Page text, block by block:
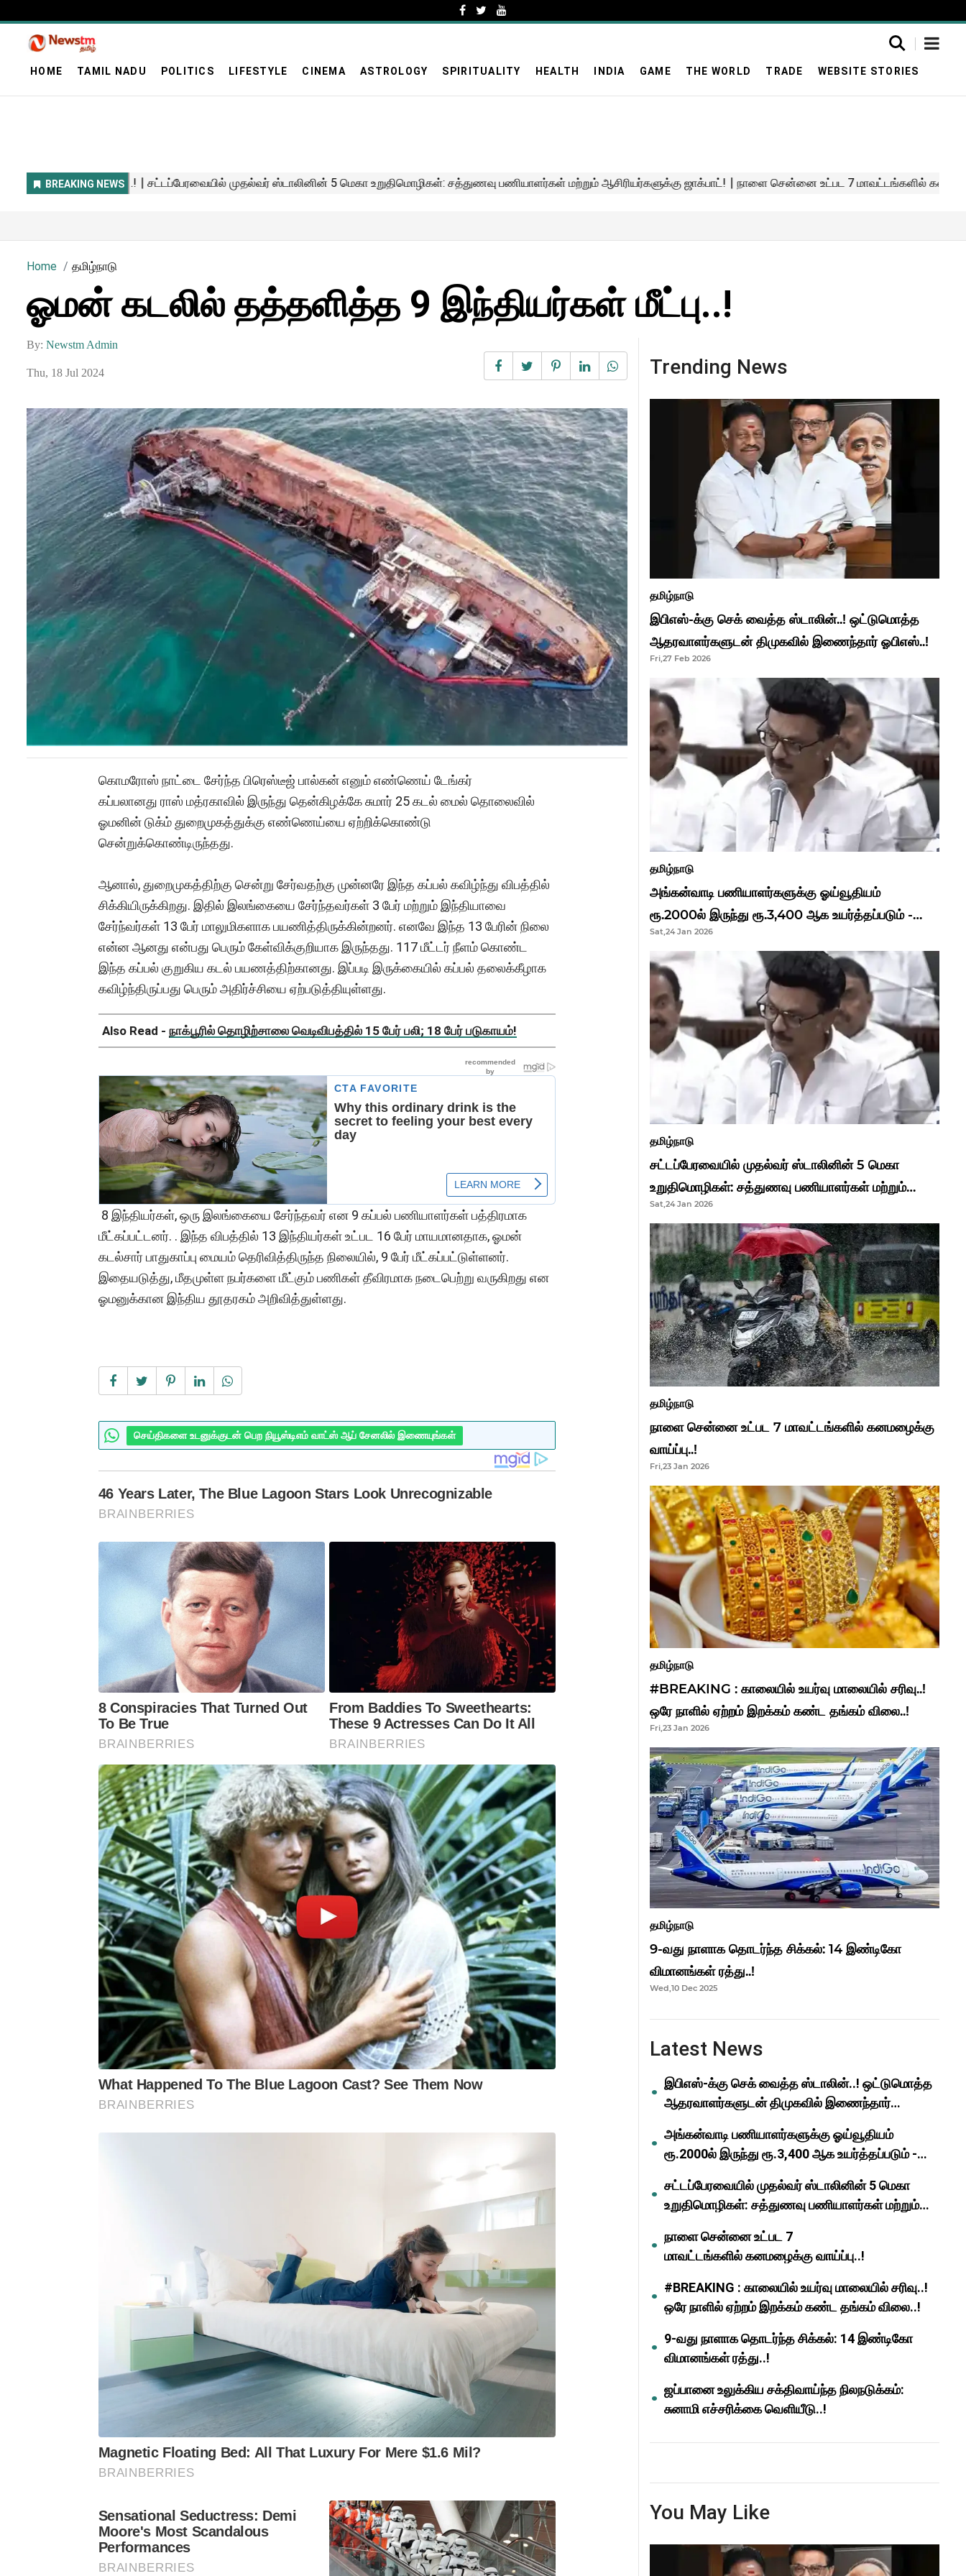
HOME TAMIL NADU POLITICS LIFESTYLE CINEMA ASTROLOGY SPIRITUALITY HEALTH INDIA GAME THE WORLD TRADE WEBSITE STORIES
Home தமிழ்நாடு
ஓமன் கடலில் தத்தளித்த 9 இந்தியர்கள் மீட்பு..!
By: Newstm Admin
Thu, 18 Jul 2024
கொமரோஸ் நாட்டை சேர்ந்த பிரெஸ்டீஜ் பால்கன் எனும் எண்ணெய் டேங்கர்
கப்பலானது ராஸ் மத்ரகாவில் இருந்து தென்கிழக்கே சுமார் 25 கடல் மைல் தொலைவில்
ஓமனின் டுக்ம் துறைமுகத்துக்கு எண்ணெய்யை ஏற்றிக்கொண்டு
சென்றுக்கொண்டிருந்தது.
ஆனால், துறைமுகத்திற்கு சென்று சேர்வதற்கு முன்னரே இந்த கப்பல் கவிழ்ந்து விபத்தில்
சிக்கியிருக்கிறது. இதில் இலங்கையை சேர்ந்தவர்கள் 3 பேர் மற்றும் இந்தியாவை
சேர்ந்வர்கள் 13 பேர் மாலுமிகளாக பயணித்திருக்கின்றனர். எனவே இந்த 13 பேரின் நிலை
என்ன ஆனது என்பது பெரும் கேள்விக்குறியாக இருந்தது. 117 மீட்டர் நீளம் கொண்ட
இந்த கப்பல் குறுகிய கடல் பயணத்திற்கானது. இப்படி இருக்கையில் கப்பல் தலைக்கீழாக
கவிழ்ந்திருப்பது பெரும் அதிர்ச்சியை ஏற்படுத்தியுள்ளது.
Also Read - நாக்பூரில் தொழிற்சாலை வெடிவிபத்தில் 15 பேர் பலி; 18 பேர் படுகாயம்!
8 இந்தியர்கள், ஒரு இலங்கையை சேர்ந்தவர் என 9 கப்பல் பணியாளர்கள் பத்திரமாக
மீட்கப்பட்டனர். . இந்த விபத்தில் 13 இந்தியர்கள் உட்பட 16 பேர் மாயமானதாக, ஓமன்
கடல்சார் பாதுகாப்பு மையம் தெரிவித்திருந்த நிலையில், 9 பேர் மீட்கப்பட்டுள்ளனர்.
இதையடுத்து, மீதமுள்ள நபர்களை மீட்கும் பணிகள் தீவிரமாக நடைபெற்று வருகிறது என
ஓமனுக்கான இந்திய தூதரகம் அறிவித்துள்ளது.
செய்திகளை உடனுக்குடன் பெற நியூஸ்டிஎம் வாட்ஸ் ஆப் சேனலில் இணையுங்கள்
Trending News
தமிழ்நாடு
இபிஎஸ்-க்கு செக் வைத்த ஸ்டாலின்..! ஒட்டுமொத்த
ஆதரவாளர்களுடன் திமுகவில் இணைந்தார் ஓபிஎஸ்..!
Fri,27 Feb 2026
தமிழ்நாடு
அங்கன்வாடி பணியாளர்களுக்கு ஓய்வூதியம்
ரூ.2000ல் இருந்து ரூ.3,400 ஆக உயர்த்தப்படும் -
முதல்வர் மு.க.ஸ்டாலின்..!
Sat,24 Jan 2026
தமிழ்நாடு
சட்டப்பேரவையில் முதல்வர் ஸ்டாலினின் 5 மெகா
உறுதிமொழிகள்: சத்துணவு பணியாளர்கள் மற்றும்
ஆசிரியர்களுக்கு ஜாக்பாட்!
Sat,24 Jan 2026
தமிழ்நாடு
நாளை சென்னை உட்பட 7 மாவட்டங்களில் கனமழைக்கு
வாய்ப்பு..!
Fri,23 Jan 2026
தமிழ்நாடு
#BREAKING : காலையில் உயர்வு மாலையில் சரிவு..!
ஒரே நாளில் ஏற்றம் இறக்கம் கண்ட தங்கம் விலை..!
Fri,23 Jan 2026
தமிழ்நாடு
9-வது நாளாக தொடர்ந்த சிக்கல்: 14 இண்டிகோ
விமானங்கள் ரத்து..!
Wed,10 Dec 2025
Latest News
இபிஎஸ்-க்கு செக் வைத்த ஸ்டாலின்..! ஒட்டுமொத்த
ஆதரவாளர்களுடன் திமுகவில் இணைந்தார்
அங்கன்வாடி பணியாளர்களுக்கு ஓய்வூதியம்
ரூ.2000ல் இருந்து ரூ.3,400 ஆக உயர்த்தப்படும் -
சட்டப்பேரவையில் முதல்வர் ஸ்டாலினின் 5 மெகா
உறுதிமொழிகள்: சத்துணவு பணியாளர்கள் மற்றும்
நாளை சென்னை உட்பட 7
மாவட்டங்களில் கனமழைக்கு வாய்ப்பு..!
#BREAKING : காலையில் உயர்வு மாலையில் சரிவு..!
ஒரே நாளில் ஏற்றம் இறக்கம் கண்ட தங்கம் விலை..!
9-வது நாளாக தொடர்ந்த சிக்கல்: 14 இண்டிகோ
விமானங்கள் ரத்து..!
ஜப்பானை உலுக்கிய சக்திவாய்ந்த நிலநடுக்கம்:
சுனாமி எச்சரிக்கை வெளியீடு..!
You May Like